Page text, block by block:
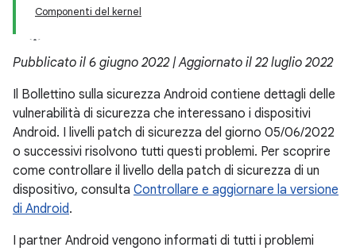
Componenti del kernel
Pubblicato il 6 giugno 2022 | Aggiornato il 22 luglio 2022
Il Bollettino sulla sicurezza Android contiene dettagli delle
vulnerabilità di sicurezza che interessano i dispositivi
Android. I livelli patch di sicurezza del giorno 05/06/2022
o successivi risolvono tutti questi problemi. Per scoprire
come controllare il livello della patch di sicurezza di un
dispositivo, consulta Controllare e aggiornare la versione
di Android.
I partner Android vengono informati di tutti i problemi